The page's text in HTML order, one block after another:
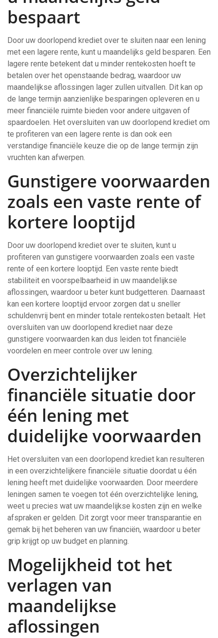
bespaart
Door uw doorlopend krediet over te sluiten naar een lening
met een lagere rente, kunt u maandelijks geld besparen. Een
lagere rente betekent dat u minder rentekosten hoeft te
betalen over het openstaande bedrag, waardoor uw
maandelijkse aflossingen lager zullen uitvallen. Dit kan op
de lange termijn aanzienlijke besparingen opleveren en u
meer financiële ruimte bieden voor andere uitgaven of
spaardoelen. Het oversluiten van uw doorlopend krediet om
te profiteren van een lagere rente is dan ook een
verstandige financiële keuze die op de lange termijn zijn
vruchten kan afwerpen.
Gunstigere voorwaarden
zoals een vaste rente of
kortere looptijd
Door uw doorlopend krediet over te sluiten, kunt u
profiteren van gunstigere voorwaarden zoals een vaste
rente of een kortere looptijd. Een vaste rente biedt
stabiliteit en voorspelbaarheid in uw maandelijkse
aflossingen, waardoor u beter kunt budgetteren. Daarnaast
kan een kortere looptijd ervoor zorgen dat u sneller
schuldenvrij bent en minder totale rentekosten betaalt. Het
oversluiten van uw doorlopend krediet naar deze
gunstigere voorwaarden kan dus leiden tot financiële
voordelen en meer controle over uw lening.
Overzichtelijker
financiële situatie door
één lening met
duidelijke voorwaarden
Het oversluiten van een doorlopend krediet kan resulteren
in een overzichtelijkere financiële situatie doordat u één
lening heeft met duidelijke voorwaarden. Door meerdere
leningen samen te voegen tot één overzichtelijke lening,
weet u precies wat uw maandelijkse kosten zijn en welke
afspraken er gelden. Dit zorgt voor meer transparantie en
gemak bij het beheren van uw financiën, waardoor u beter
grip krijgt op uw budget en planning.
Mogelijkheid tot het
verlagen van
maandelijkse
aflossingen